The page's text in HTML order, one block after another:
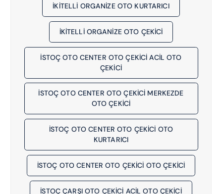
İKİTELLİ ORGANİZE OTO KURTARICI
İKİTELLİ ORGANİZE OTO ÇEKICI
İSTOÇ OTO CENTER OTO ÇEKİCİ ACIL OTO
ÇEKICI
İSTOÇ OTO CENTER OTO ÇEKİCİ MERKEZDE
OTO ÇEKICI
İSTOÇ OTO CENTER OTO ÇEKİCİ OTO
KURTARICI
İSTOÇ OTO CENTER OTO ÇEKİCİ OTO ÇEKICI
İSTOÇ ÇARŞI OTO ÇEKİCİ ACIL OTO ÇEKICI